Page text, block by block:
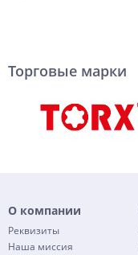
Торговые марки
О компании
Реквизиты
Наша миссия